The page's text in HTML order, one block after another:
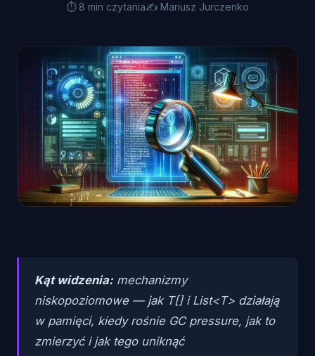
⏱ 8 min czytania✍️ Mariusz Jurczenko
Kąt widzenia: mechanizmy
niskopoziomowe — jak T[] i List<T> działają
w pamięci, kiedy rośnie GC pressure, jak to
zmierzyć i jak tego uniknąć